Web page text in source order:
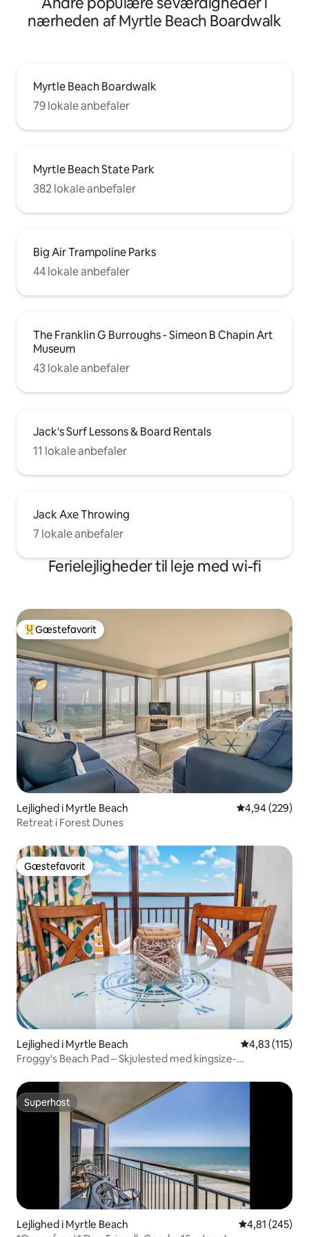
nærheden af Myrtle Beach Boardwalk
Myrtle Beach Boardwalk
79 lokale anbefaler
Myrtle Beach State Park
382 lokale anbefaler
Big Air Trampoline Parks
44 lokale anbefaler
The Franklin G Burroughs - Simeon B Chapin Art
Museum
43 lokale anbefaler
Jack's Surf Lessons & Board Rentals
11 lokale anbefaler
Jack Axe Throwing
7 lokale anbefaler
Ferielejligheder til leje med wi-fi
Bedste gæstefavorit
Gæstefavorit
Lejlighed i Myrtle Beach 4,94 ud af 5 i
4,94 (229)
Retreat i Forest Dunes
Gæstefavorit
Gæstefavorit
Lejlighed i Myrtle Beach 4,83 ud af 5 i
4,83 (115)
Froggy's Beach Pad – Skjulested med kingsize-
Superhost
Superhost
Lejlighed i Myrtle Beach 4,81 ud af 5 i
4,81 (245)